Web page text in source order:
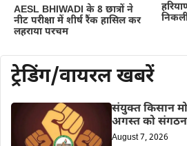
AESL BHIWADI के 8 छात्रों ने
नीट परीक्षा में शीर्ष रैंक हासिल कर
लहराया परचम
ट्रेडिंग/वायरल खबरें
संयुक्त किसान
अगस्त को
August 7, 2026